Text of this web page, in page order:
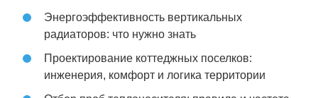
Энергоэффективность вертикальных
радиаторов: что нужно знать
Проектирование коттеджных поселков:
инженерия, комфорт и логика территории